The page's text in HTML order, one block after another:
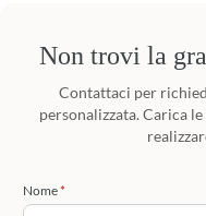
Non trovi la
Contattaci per
personalizzata. Carica
Nome